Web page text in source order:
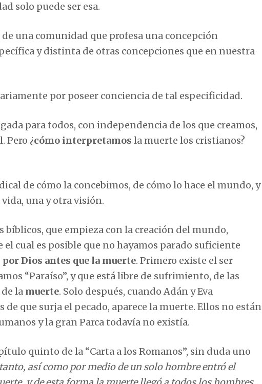
solo puede ser esa.
una comunidad que profesa una concepción
y distinta de otras concepciones que en nuestra
por poseer conciencia de tal especificidad.
para todos, con independencia de los que creamos,
Pero ¿cómo interpretamos la muerte los cristianos?
de cómo la concebimos, de cómo lo hace el mundo, y
una y otra visión.
bíblicos, que empieza con la creación del mundo,
cual es posible que no hayamos parado suficiente
Dios antes que la muerte. Primero existe el ser
“Paraíso”, y que está libre de sufrimiento, de las
la muerte. Solo después, cuando Adán y Eva
que surja el pecado, aparece la muerte. Ellos no están
y la gran Parca todavía no existía.
quinto de la “Carta a los Romanos”, sin duda uno
así como por medio de un solo hombre entró el